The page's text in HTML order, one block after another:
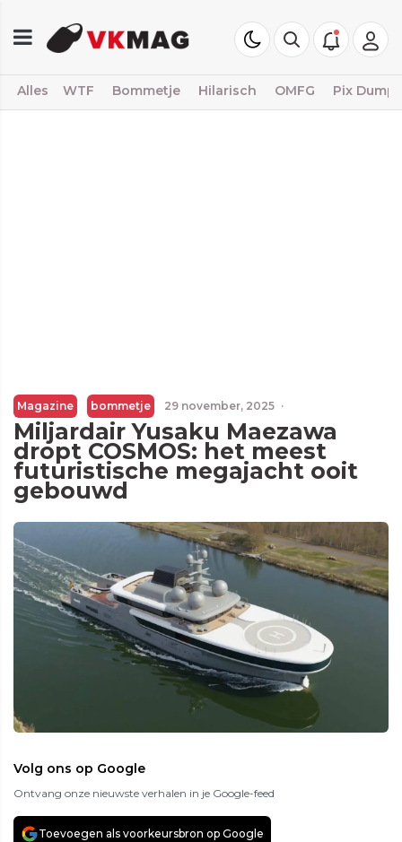
Alles WTF Bommetje Hilarisch OMFG Pix Dump
Magazine bommetje 29 november, 2025 ·
Miljardair Yusaku Maezawa
dropt COSMOS: het meest
futuristische megajacht ooit
gebouwd
Volg ons op Google
Ontvang onze nieuwste verhalen in je Google-feed
Toevoegen als voorkeursbron op Google